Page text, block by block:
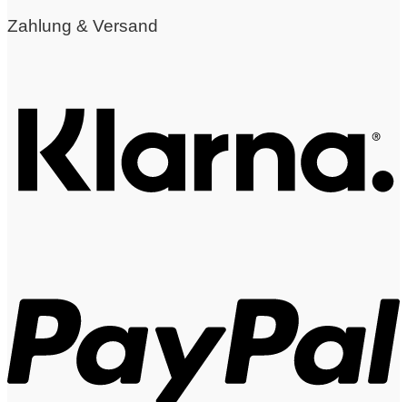
Zahlung & Versand